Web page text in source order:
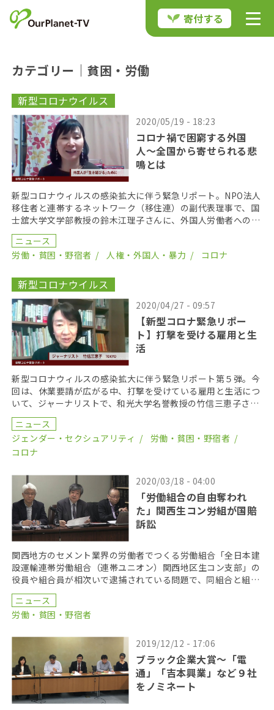
寄付する
カテゴリー｜貧困・労働
新型コロナウイルス
2020/05/19 - 18:23
コロナ禍で困窮する外国
人〜全国から寄せられる悲
鳴とは
新型コロナウィルスの感染拡大に伴う緊急リポート。NPO法人
移住者と連帯するネットワーク（移住連）の副代表理事で、国
士舘大学文学部教授の鈴木江理子さんに、外国人労働者への影
響をお聞きする。移住連では今月、定額給付金１０万円 […]
ニュース
労働・貧困・野宿者
人権・外国人・暴力 コロナ
新型コロナウイルス
2020/04/27 - 09:57
【新型コロナ緊急リポー
ト】打撃を受ける雇用と生
活
新型コロナウィルスの感染拡大に伴う緊急リポート第５弾。今
回は、休業要請が広がる中、打撃を受けている雇用と生活につ
いて、ジャーナリストで、和光大学名誉教授の竹信三恵子さん
にお話を伺う。 非正規雇用の女性から全職種に影響 労 […]
ニュース
ジェンダー・セクシュアリティ
労働・貧困・野宿者
コロナ
2020/03/18 - 04:00
「労働組合の自由奪われ
た」関西生コン労組が国賠
訴訟
関西地方のセメント業界の労働者でつくる労働組合「全日本建
設運輸連帯労働組合（連帯ユニオン）関西地区生コン支部」の
役員や組合員が相次いで逮捕されている問題で、同組合と組合
員らは１７日、警察や検察等の逮捕や起訴は違法だとして […]
ニュース
労働・貧困・野宿者
2019/12/12 - 17:06
ブラック企業大賞～「電
通」「吉本興業」など９社
をノミネート